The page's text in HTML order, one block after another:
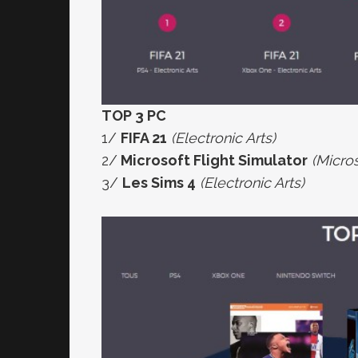
TOP 3 PC
1/ FIFA 21 (Electronic Arts)
2/ Microsoft Flight Simulator
3/ Les Sims 4 (Electronic Arts)